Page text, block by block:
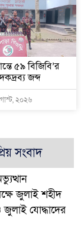
৫৯ বিজিবি’র
জব্দ
২০২৬
সংবাদ
জুলাই শহীদ
যোদ্ধাদের